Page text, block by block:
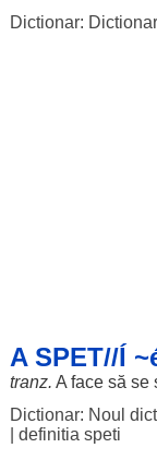
Dictionar:
A SPET//Í
tranz. A facesă se
Dictionar: Noul
definitia speti